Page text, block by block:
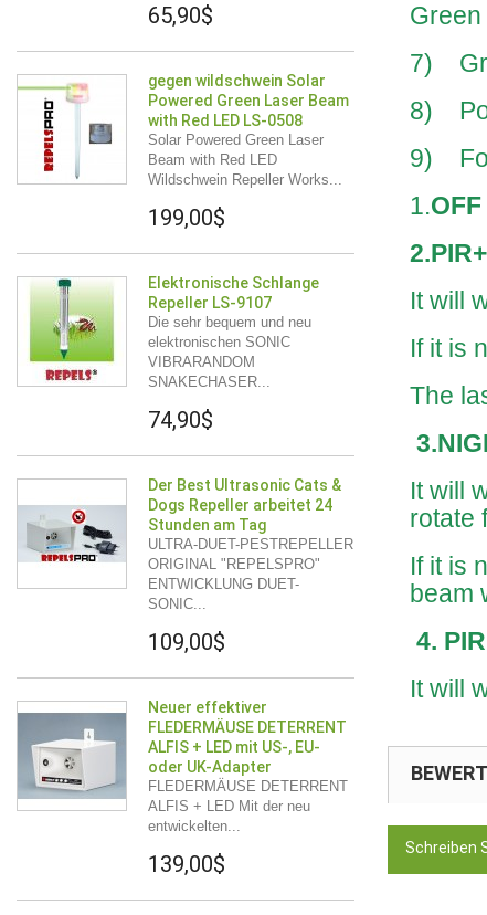
65,90$
gegen wildschwein Solar
Powered Green Laser Beam
with Red LED LS-0508
Solar Powered Green Laser
Beam with Red LED
Wildschwein Repeller Works...
199,00$
Elektronische Schlange
Repeller LS-9107
Die sehr bequem und neu
elektronischen SONIC
VIBRARANDOM
SNAKECHASER...
74,90$
Der Best Ultrasonic Cats &
Dogs Repeller arbeitet 24
Stunden am Tag
ULTRA-DUET-PESTREPELLER
ORIGINAL "REPELSPRO"
ENTWICKLUNG DUET-
SONIC...
109,00$
Neuer effektiver
FLEDERMÄUSE DETERRENT
ALFIS + LED mit US-, EU-
oder UK-Adapter
FLEDERMÄUSE DETERRENT
ALFIS + LED Mit der neu
entwickelten...
139,00$
7)
8)
9)
1.OFF
It will
If it is
The
It will
rotate
If it is
beam
4.
It will
Schreiben